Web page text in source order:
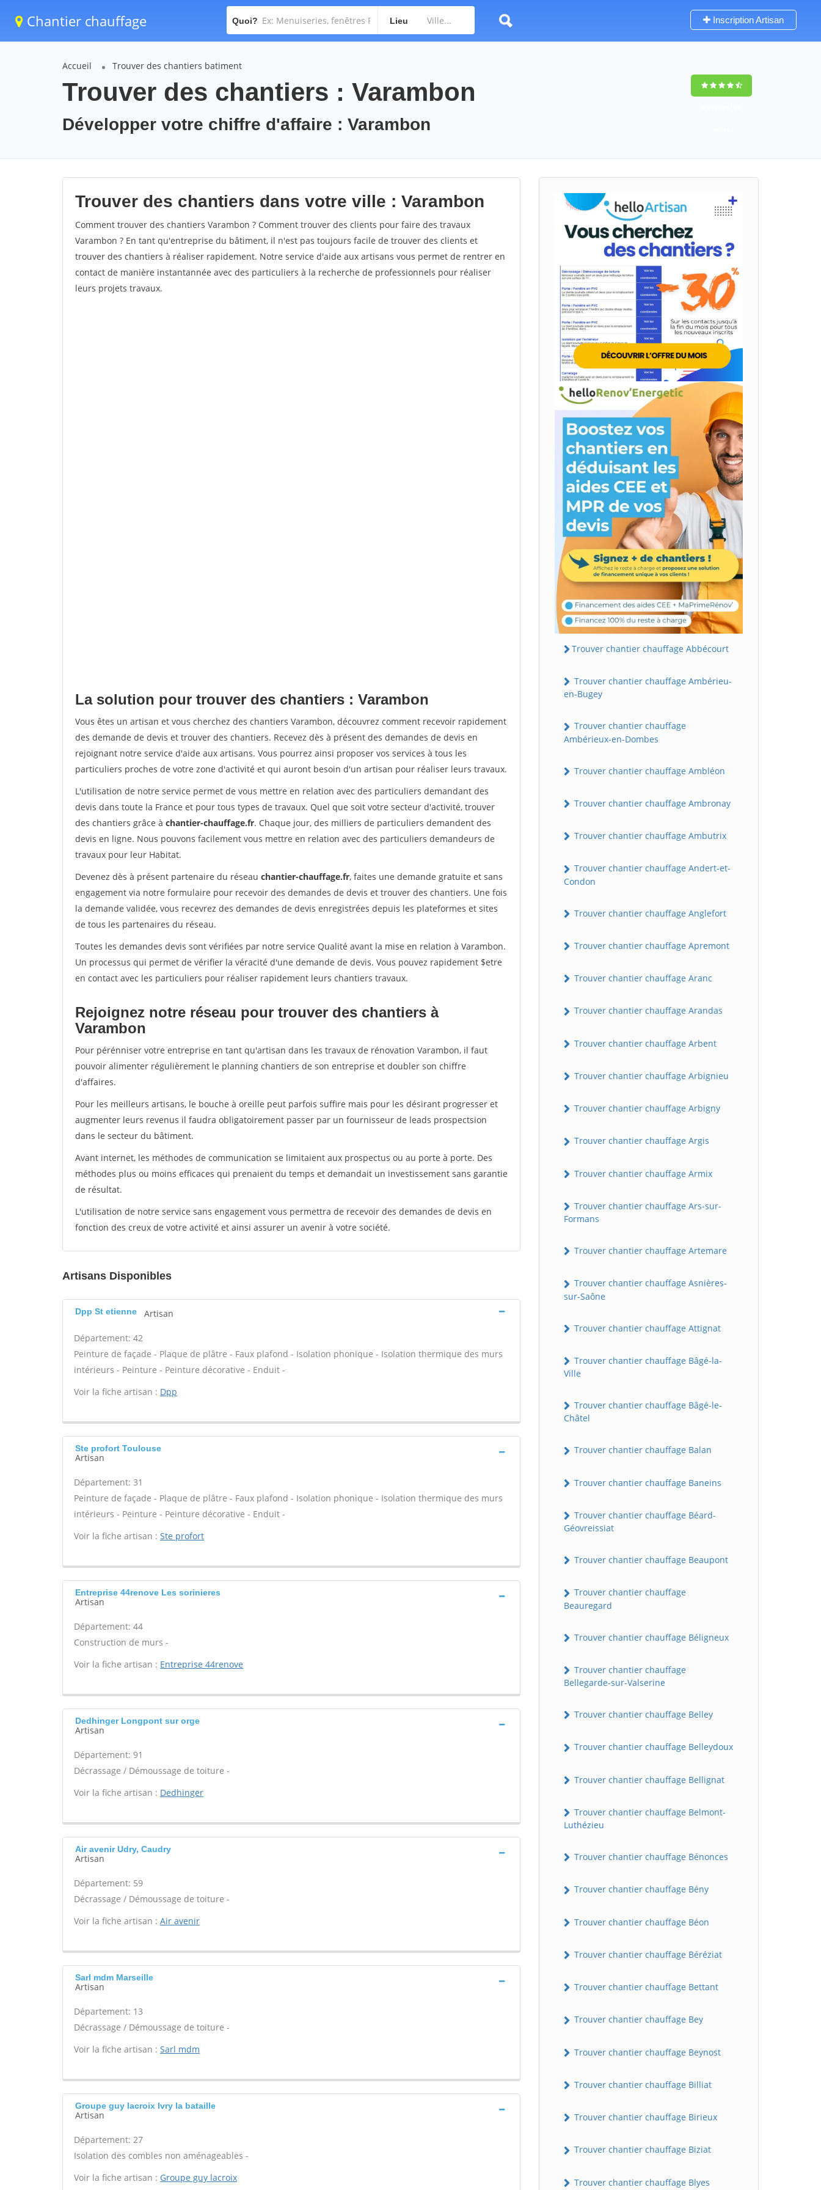
Chantier chauffage Quoi? Lieu Inscription Artisan
Accueil Trouver des chantiers batiment
Trouver des chantiers : Varambon
Développer votre chiffre d'affaire : Varambon
Trouver des chantiers dans votre ville : Varambon
Comment trouver des chantiers Varambon ? Comment trouver des clients pour faire des travaux
Varambon ? En tant qu'entreprise du bâtiment, il n'est pas toujours facile de trouver des clients et
trouver des chantiers à réaliser rapidement. Notre service d'aide aux artisans vous permet de rentrer en
contact de manière instantannée avec des particuliers à la recherche de professionnels pour réaliser
leurs projets travaux.
La solution pour trouver des chantiers : Varambon
Vous êtes un artisan et vous cherchez des chantiers Varambon, découvrez comment recevoir rapidement
des demande de devis et trouver des chantiers. Recevez dès à présent des demandes de devis en
rejoignant notre service d'aide aux artisans. Vous pourrez ainsi proposer vos services à tous les
particuliers proches de votre zone d'activité et qui auront besoin d'un artisan pour réaliser leurs travaux.
L'utilisation de notre service permet de vous mettre en relation avec des particuliers demandant des
devis dans toute la France et pour tous types de travaux. Quel que soit votre secteur d'activité, trouver
des chantiers grâce à chantier-chauffage.fr. Chaque jour, des milliers de particuliers demandent des
devis en ligne. Nous pouvons facilement vous mettre en relation avec des particuliers demandeurs de
travaux pour leur Habitat.
Devenez dès à présent partenaire du réseau chantier-chauffage.fr, faites une demande gratuite et sans
engagement via notre formulaire pour recevoir des demandes de devis et trouver des chantiers. Une fois
la demande validée, vous recevrez des demandes de devis enregistrées depuis les plateformes et sites
de tous les partenaires du réseau.
Toutes les demandes devis sont vérifiées par notre service Qualité avant la mise en relation à Varambon.
Un processus qui permet de vérifier la véracité d'une demande de devis. Vous pouvez rapidement $etre
en contact avec les particuliers pour réaliser rapidement leurs chantiers travaux.
Rejoignez notre réseau pour trouver des chantiers à
Varambon
Pour pérénniser votre entreprise en tant qu'artisan dans les travaux de rénovation Varambon, il faut
pouvoir alimenter régulièrement le planning chantiers de son entreprise et doubler son chiffre
d'affaires.
Pour les meilleurs artisans, le bouche à oreille peut parfois suffire mais pour les désirant progresser et
augmenter leurs revenus il faudra obligatoirement passer par un fournisseur de leads prospectsion
dans le secteur du bâtiment.
Avant internet, les méthodes de communication se limitaient aux prospectus ou au porte à porte. Des
méthodes plus ou moins efficaces qui prenaient du temps et demandait un investissement sans garantie
de résultat.
L'utilisation de notre service sans engagement vous permettra de recevoir des demandes de devis en
fonction des creux de votre activité et ainsi assurer un avenir à votre société.
Artisans Disponibles
Dpp St etienne Artisan
Département: 42
Peinture de façade - Plaque de plâtre - Faux plafond - Isolation phonique - Isolation thermique des murs
intérieurs - Peinture - Peinture décorative - Enduit -
Voir la fiche artisan : Dpp
Ste profort Toulouse
Artisan
Département: 31
Peinture de façade - Plaque de plâtre - Faux plafond - Isolation phonique - Isolation thermique des murs
intérieurs - Peinture - Peinture décorative - Enduit -
Voir la fiche artisan : Ste profort
Entreprise 44renove Les sorinieres
Artisan
Département: 44
Construction de murs -
Voir la fiche artisan : Entreprise 44renove
Dedhinger Longpont sur orge
Artisan
Département: 91
Décrassage / Démoussage de toiture -
Voir la fiche artisan : Dedhinger
Air avenir Udry, Caudry
Artisan
Département: 59
Décrassage / Démoussage de toiture -
Voir la fiche artisan : Air avenir
Sarl mdm Marseille
Artisan
Département: 13
Décrassage / Démoussage de toiture -
Voir la fiche artisan : Sarl mdm
Groupe guy lacroix Ivry la bataille
Artisan
Département: 27
Isolation des combles non aménageables -
Voir la fiche artisan : Groupe guy lacroix
Trouver chantier chauffage Abbécourt
Trouver chantier chauffage Ambérieu-
en-Bugey
Trouver chantier chauffage
Ambérieux-en-Dombes
Trouver chantier chauffage Ambléon
Trouver chantier chauffage Ambronay
Trouver chantier chauffage Ambutrix
Trouver chantier chauffage Andert-et-
Condon
Trouver chantier chauffage Anglefort
Trouver chantier chauffage Apremont
Trouver chantier chauffage Aranc
Trouver chantier chauffage Arandas
Trouver chantier chauffage Arbent
Trouver chantier chauffage Arbignieu
Trouver chantier chauffage Arbigny
Trouver chantier chauffage Argis
Trouver chantier chauffage Armix
Trouver chantier chauffage Ars-sur-
Formans
Trouver chantier chauffage Artemare
Trouver chantier chauffage Asnières-
sur-Saône
Trouver chantier chauffage Attignat
Trouver chantier chauffage Bâgé-la-
Ville
Trouver chantier chauffage Bâgé-le-
Châtel
Trouver chantier chauffage Balan
Trouver chantier chauffage Baneins
Trouver chantier chauffage Béard-
Géovreissiat
Trouver chantier chauffage Beaupont
Trouver chantier chauffage
Beauregard
Trouver chantier chauffage Béligneux
Trouver chantier chauffage
Bellegarde-sur-Valserine
Trouver chantier chauffage Belley
Trouver chantier chauffage Belleydoux
Trouver chantier chauffage Bellignat
Trouver chantier chauffage Belmont-
Luthézieu
Trouver chantier chauffage Bénonces
Trouver chantier chauffage Bény
Trouver chantier chauffage Béon
Trouver chantier chauffage Béréziat
Trouver chantier chauffage Bettant
Trouver chantier chauffage Bey
Trouver chantier chauffage Beynost
Trouver chantier chauffage Billiat
Trouver chantier chauffage Birieux
Trouver chantier chauffage Biziat
Trouver chantier chauffage Blyes